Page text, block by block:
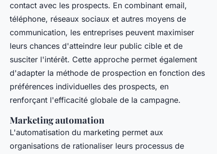
contact avec les prospects. En combinant email,
téléphone, réseaux sociaux et autres moyens de
communication, les entreprises peuvent maximiser
leurs chances d'atteindre leur public cible et de
susciter l'intérêt. Cette approche permet également
d'adapter la méthode de prospection en fonction des
préférences individuelles des prospects, en
renforçant l'efficacité globale de la campagne.
Marketing automation
L'automatisation du marketing permet aux
organisations de rationaliser leurs processus de